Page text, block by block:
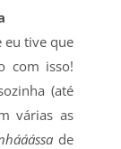
eu tive que
com isso!
(até
várias as
de